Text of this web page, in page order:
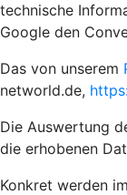
technische
Google den
Das von unserem
networld.de,
Die Auswertung
die erhobenen
Konkret werden